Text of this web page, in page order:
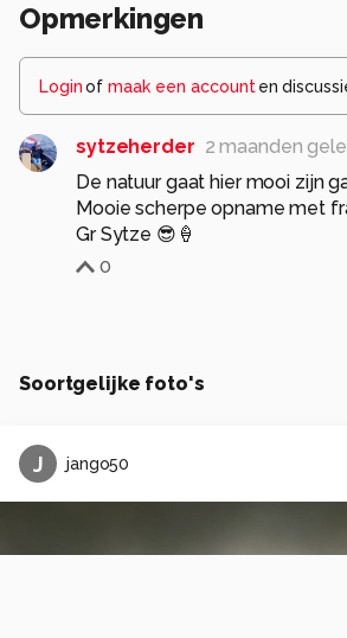
Opmerkingen
Loginof maak een account en
sytzeherder 2 maanden
De natuur gaat hier mooi zijn
Mooie scherpe opname met
Gr Sytze 😎🍦
0
Soortgelijke foto's
J jango50